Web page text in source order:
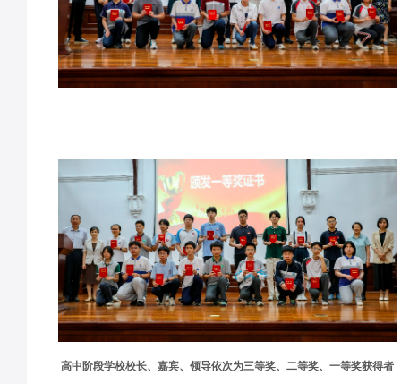
高中阶段学校校长、嘉宾、领导依次为三等奖、二等奖、一等奖获得者